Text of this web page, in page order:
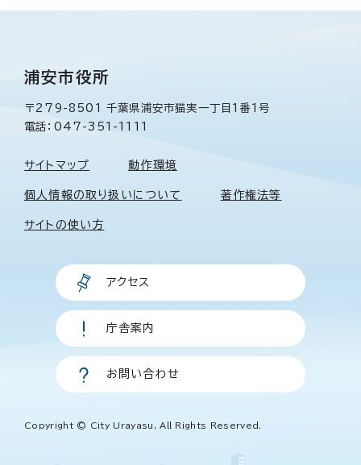
浦安市役所
〒279-8501 千葉県浦安市猫実一丁目1番1号
電話：047-351-1111
サイトマップ 動作環境
個人情報の取り扱いについて 著作権法等
サイトの使い方
アクセス
庁舎案内
お問い合わせ
Copyright © City Urayasu, All Rights Reserved.